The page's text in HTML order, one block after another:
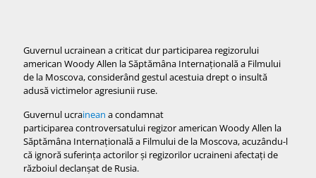
Guvernul ucrainean a criticat dur participarea regizorului
american Woody Allen la Săptămâna Internațională a Filmului
de la Moscova, considerând gestul acestuia drept o insultă
adusă victimelor agresiunii ruse.
Guvernul ucrainean a condamnat
participarea controversatului regizor american Woody Allen la
Săptămâna Internațională a Filmului de la Moscova, acuzându-l
că ignoră suferința actorilor și regizorilor ucraineni afectați de
războiul declanșat de Rusia.